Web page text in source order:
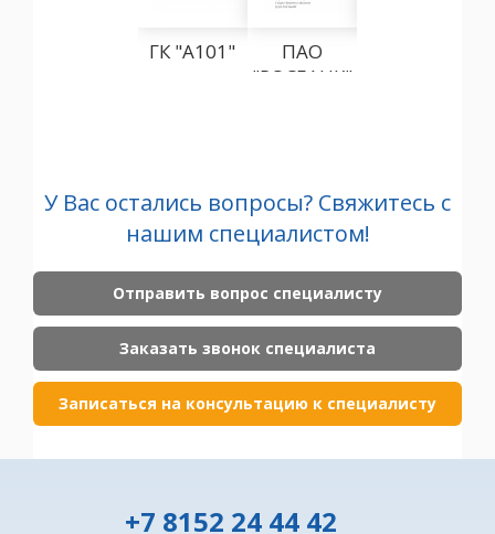
ГК "А101"
ПАО
"РОСБАНК"
У Вас остались вопросы? Свяжитесь с
нашим специалистом!
Отправить вопрос специалисту
Заказать звонок специалиста
Записаться на консультацию к специалисту
+7 8152 24 44 42